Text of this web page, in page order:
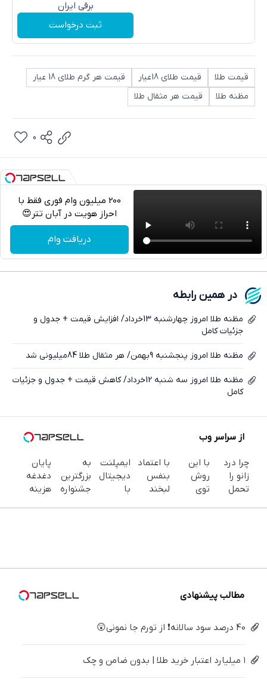
برقی ایران
ثبت درخواست
قیمت طلا قیمت طلای 18عیار
قیمت هر گرم طلای 18 عیار
مظنه طلا
قیمت هر مثقال طلا
واتساپ
0
200 میلیون وام فوری فقط با
احراز هویت در آبان تتر😍
دریافت وام
در همین رابطه
مظنه طلا امروز چهارشنبه 13خرداد/ افزایش قیمت + جدول و
جزئیات کامل
مظنه طلا امروز پنجشنبه 9بهمن/ هر مثقال طلا 84میلیونی شد
مظنه طلا امروز سه شنبه 12خرداد/ کاهش قیمت + جدول و جزئیات
کامل
از سراسر وب
چرا درد
زانو را
تحمل
کن
با این
روش
توی
با اعتماد
بنفس
لبخند
ایمپلنت
دیجیتال
با
به
بزرگترین
جشنواره
پایان
دغدغه
هزینه
کننده
مطالب پیشنهادی
40 درصد سود سالانه❗ از تورم جا نمونی😲
۱ میلیارد اعتبار خرید طلا | بدون ضامن و چک